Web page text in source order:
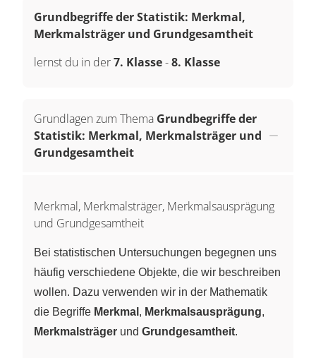
Grundbegriffe der Statistik: Merkmal,
Merkmalsträger und Grundgesamtheit
lernst du in der7. Klasse-8. Klasse
Grundlagen zum Thema Grundbegriffe der
Statistik: Merkmal, Merkmalsträger und
Grundgesamtheit
Merkmal, Merkmalsträger, Merkmalsausprägung
und Grundgesamtheit
Bei statistischen Untersuchungen begegnen uns
häufig verschiedene Objekte, die wir beschreiben
wollen. Dazu verwenden wir in der Mathematik
die Begriffe Merkmal , Merkmalsausprägung,
Merkmalsträger und Grundgesamtheit.